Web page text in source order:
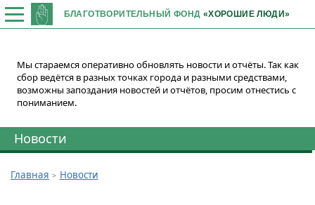
БЛАГОТВОРИТЕЛЬНЫЙ ФОНД «ХОРОШИЕ ЛЮДИ»
Мы стараемся оперативно обновлять новости и отчёты. Так как
сбор ведётся в разных точках города и разными средствами,
возможны запоздания новостей и отчётов, просим отнестись с
пониманием.
Новости
Главная Новости